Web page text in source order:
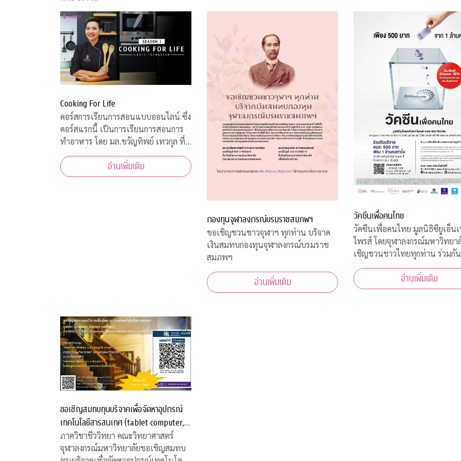
Cooking For Life
คอร์สการเรียนการสอนแบบออนไลน์ ซึ่ง
คอร์สแรกนี้ เป็นการเรียนการสอนการ
ทำอาหาร โดย มล.ขวัญทิพย์ เทวกุล ที่
เป็นผู้เชี่ยวชาญทางด้านอาหารทุก
ประเภท และในแต่ละ Episode ก็ได้รับ
ความร่วมมือจากคณาจารย์ ผู้ทรงคุณวุฒิ
อ่านเพิ่มเติม
กองทุนจุฬาลงกรณ์บรมราชสมภพฯ
ขอเชิญชวนชาวจุฬาฯ ทุกท่าน บริจาค
เงินสมทบกองทุนจุฬาลงกรณ์บรมราช
สมภพฯ
อ่านเพิ่มเติม
วัคซีนเพื่อคนไทย
วัคซีนเพื่อคนไทย มูลนิธิซียูเอ็น
ไพรส์ โดยจุฬาลงกรณ์มหาวิทยา
เชิญชวนชาวไทยทุกท่าน ร่วมกั
เพื่อเป็นทุนสนับสนุน นักวิจัยไท
ค้นคว้าวิจัย พัฒนา และผลิตวัค
โควิด-19*
อ่านเพิ่มเติม
ขอเชิญสมทบทุนบริจาคเพื่อจัดหาอุปกรณ์
เทคโนโลยีสารสนเทศ (tablet computer,
internet package) สำหรับนิสิตภาควิชา
ชีววิทยาที่ขาดแคลน
ภาควิชาชีววิทยา คณะวิทยาศาสตร์
จุฬาลงกรณ์มหาวิทยาลัยขอเชิญสมทบ